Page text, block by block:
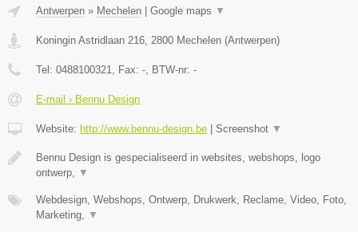
Antwerpen » Mechelen Google maps ▼
Koningin Astridlaan 216, 2800 Mechelen (Antwerpen)
Tel: 0488100321, Fax: -, BTW-nr: -
E-mail › Bennu Design
Website: http://www.bennu-design.be Screenshot ▼
Bennu Design is gespecialiseerd in websites, webshops, logo
ontwerp, ▼
Webdesign, Webshops, Ontwerp, Drukwerk, Reclame, Video, Foto,
Marketing, ▼